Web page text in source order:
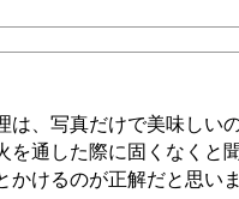
は、写真だけで美味しい
を通した際に固くなくと
かけるのが正解だと思い